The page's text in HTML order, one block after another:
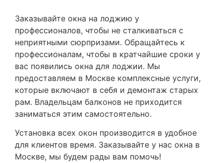
Заказывайте окна на лоджию у
профессионалов, чтобы не сталкиваться с
неприятными сюрпризами. Обращайтесь к
профессионалам, чтобы в кратчайшие сроки у
вас появились окна для лоджии. Мы
предоставляем в Москве комплексные услуги,
которые включают в себя и демонтаж старых
рам. Владельцам балконов не приходится
заниматься этим самостоятельно.
Установка всех окон производится в удобное
для клиентов время. Заказывайте у нас окна в
Москве, мы будем рады вам помочь!